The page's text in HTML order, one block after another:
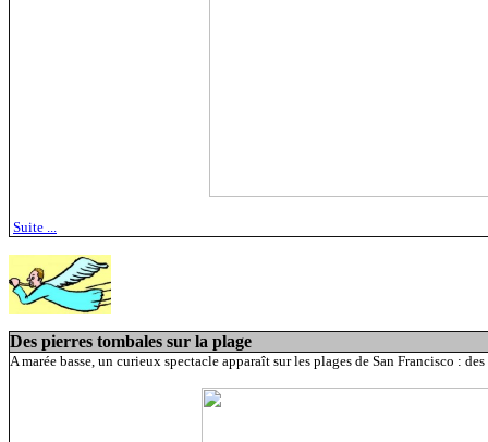
Suite ...
Des pierres tombales sur la plage
A marée basse, un curieux spectacle apparaît sur les plages de San Francisco :